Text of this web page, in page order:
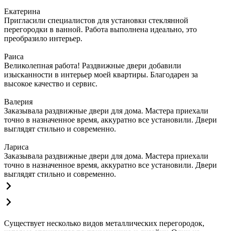
Екатерина
Пригласили специалистов для установки стеклянной
перегородки в ванной. Работа выполнена идеально, это
преобразило интерьер.
Раиса
Великолепная работа! Раздвижные двери добавили
изысканности в интерьер моей квартиры. Благодарен за
высокое качество и сервис.
Валерия
Заказывала раздвижные двери для дома. Мастера приехали
точно в назначенное время, аккуратно все установили. Двери
выглядят стильно и современно.
Лариса
Заказывала раздвижные двери для дома. Мастера приехали
точно в назначенное время, аккуратно все установили. Двери
выглядят стильно и современно.
Существует несколько видов металлических перегородок,